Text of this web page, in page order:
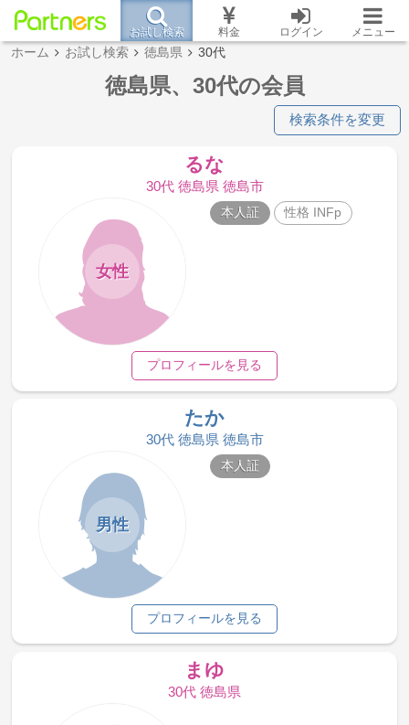
お試し検索 料金 ログイン メニュー
ホーム お試し検索 徳島県 30代
徳島県、30代の会員
検索条件を変更
るな
30代 徳島県 徳島市
女性
本人証 性格 INFp
プロフィールを見る
たか
30代 徳島県 徳島市
男性
本人証
プロフィールを見る
まゆ
30代 徳島県